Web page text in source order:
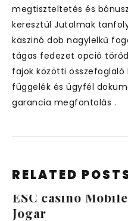
megtiszteltetés és
keresztül Jutalmak
kaszinó dob nagylelkű
tágas fedezet opció
fajok közötti összefoglaló
függelék és ügyfél
garancia megfontolás .
RELATED
ESC casino
Jogar